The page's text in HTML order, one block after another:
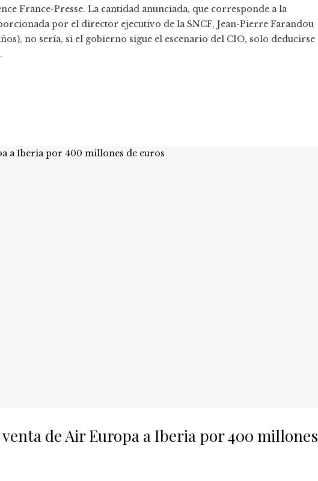
France-Presse. La cantidad anunciada, que corresponde a la
por el director ejecutivo de la SNCF, Jean-Pierre Farandou
no sería, si el gobierno sigue el escenario del CIO, solo deducirse
de Air Europa a Iberia por 400 millones